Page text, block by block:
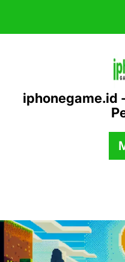
content
iphonegame.id